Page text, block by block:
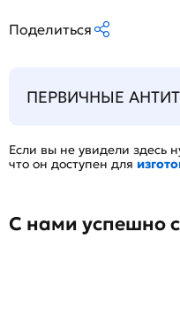
Поделиться
ПЕРВИЧНЫЕ
Если вы не увидели здесь
что он доступен для
С нами успешно